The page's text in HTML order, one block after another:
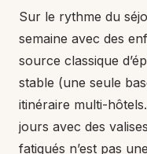
Sur le rythme du
semaine avec des
source classique
stable (une seule
itinéraire multi-
jours avec des
fatigués n’est pas